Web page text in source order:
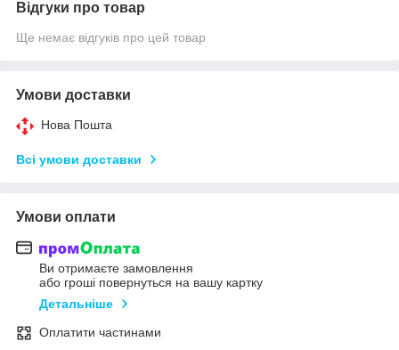
Відгуки про товар
Ще немає відгуків про цей товар
Умови доставки
Нова Пошта
Всі умови доставки
Умови оплати
Ви отримаєте замовлення
або гроші повернуться на вашу картку
Детальніше
Оплатити частинами